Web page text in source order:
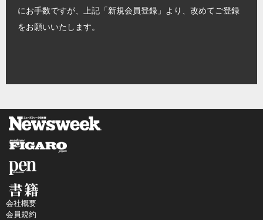
にお手数ですが、上記「新規会員登録」より、改めてご登録
をお願いいたします。
会社概要
会員規約